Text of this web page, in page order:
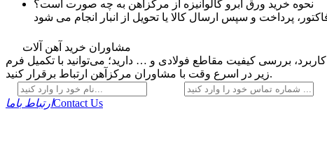
مشاوران خرید آهن آلات
بررسی کیفیت مقاطع فولادی و … دارید؛ می‌توانید با تکمیل فرم
زیر در اسرع وقت با مشاوران مرکزآهن ارتباط برقرار کنید.
ارتباط باماContact Us